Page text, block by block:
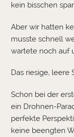
kein bisschen
Aber wir hatten
musste schnell
wartete noch auf
Das riesige, leere
Schon bei der
ein Drohnen-
perfekte
keine beengten